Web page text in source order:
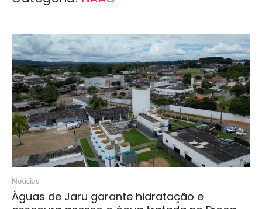
Notícias
Águas de Jaru garante hidratação e